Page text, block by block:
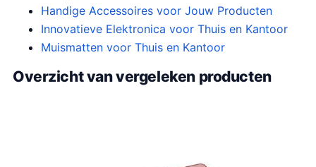
Handige Accessoires voor Jouw Producten
Innovatieve Elektronica voor Thuis en Kantoor
Muismatten voor Thuis en Kantoor
Overzicht van vergeleken producten